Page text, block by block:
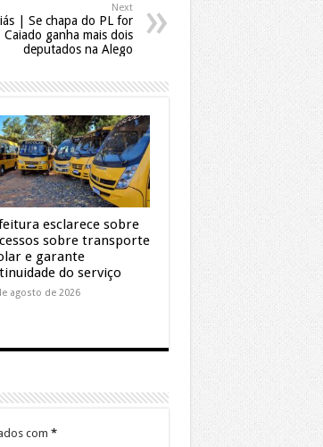
Next
| Se chapa do PL for
Caiado ganha mais dois
deputados na Alego
esclarece sobre
sobre transporte
e garante
do serviço
agosto de 2026
com *